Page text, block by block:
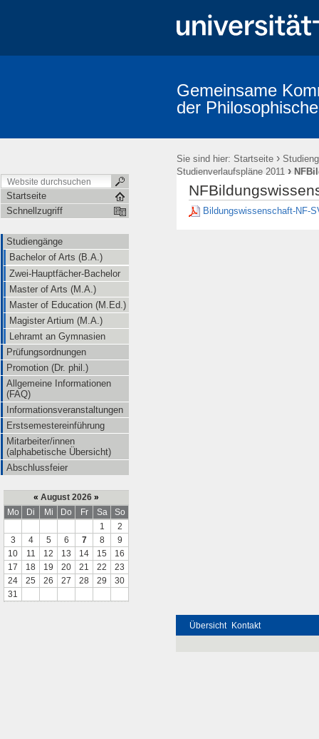
Mitarbeiter/innen (alphabetische
Gemeinsame
der
Sie sind hier: Startseite ›
Studienverlaufspläne 2011 ›
Startseite
Schnellzugriff
Studiengänge
Bachelor of Arts (B.A.)
Zwei-Hauptfächer-Bachelor
Master of Arts (M.A.)
Master of Education (M.Ed.)
Magister Artium (M.A.)
Lehramt an Gymnasien
Prüfungsordnungen
Promotion (Dr. phil.)
Allgemeine Informationen
(FAQ)
Informationsveranstaltungen
Erstsemestereinführung
Mitarbeiter/innen
(alphabetische Übersicht)
Abschlussfeier
« August 2026 »
Mo
Di Mi Do Fr Sa
So
1
2
3
4 5 6 7 8
9
10
11 12 13 14 15
16
17
18 19 20 21 22
23
24
25 26 27 28 29
30
31
Bildungswissenschaft-NF-
Übersicht Kontakt